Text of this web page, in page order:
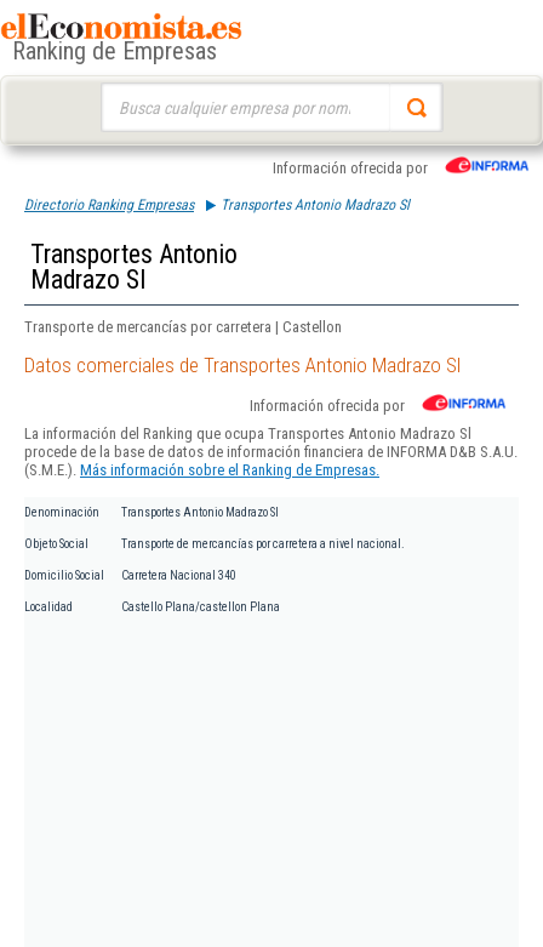
Ranking de Empresas
Información ofrecida por
Directorio Ranking Empresas Transportes Antonio Madrazo Sl
Transportes Antonio
Madrazo Sl
Transporte de mercancías por carretera | Castellon
Datos comerciales de Transportes Antonio Madrazo Sl
Información ofrecida por
La información del Ranking que ocupa Transportes Antonio Madrazo Sl
procede de la base de datos de información financiera de INFORMA D&B S.A.U.
(S.M.E.). Más información sobre el Ranking de Empresas.
Denominación Transportes Antonio Madrazo Sl
Objeto Social Transporte de mercancías por carretera a nivel nacional.
Domicilio Social Carretera Nacional 340
Localidad Castello Plana/castellon Plana